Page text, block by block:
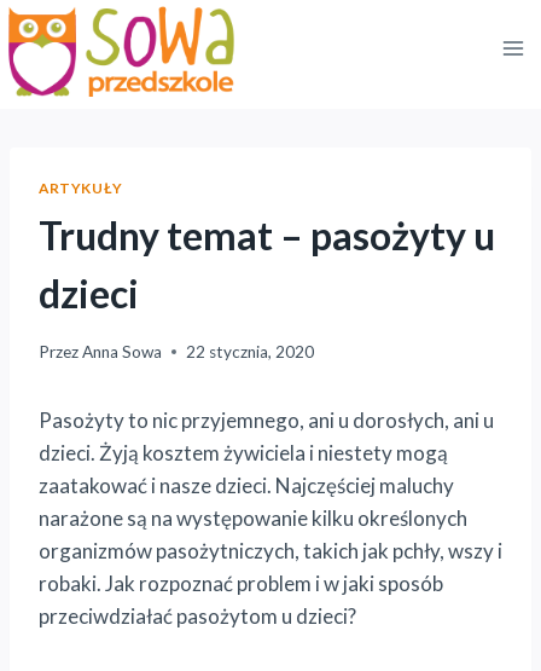
Przejdź
do
treści
ARTYKUŁY
Trudny temat – pasożyty u
dzieci
PrzezAnna Sowa 22 stycznia, 2020
Pasożyty to nic przyjemnego, ani u dorosłych, ani u
dzieci. Żyją kosztem żywiciela i niestety mogą
zaatakować i nasze dzieci. Najczęściej maluchy
narażone są na występowanie kilku określonych
organizmów pasożytniczych, takich jak pchły, wszy i
robaki. Jak rozpoznać problem i w jaki sposób
przeciwdziałać pasożytom u dzieci?